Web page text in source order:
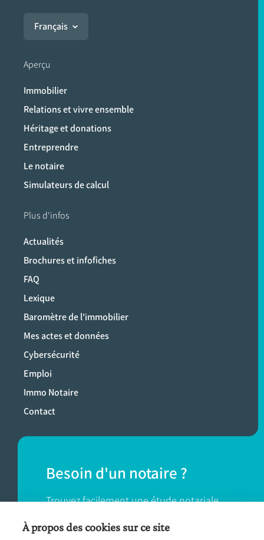
Français
Aperçu
Immobilier
Relations et vivre ensemble
Héritage et donations
Entreprendre
Le notaire
Simulateurs de calcul
Plus d'infos
Actualités
Brochures et infofiches
FAQ
Lexique
Baromètre de l'immobilier
Mes actes et données
Cybersécurité
Emploi
Immo Notaire
Contact
Besoin d'un notaire ?
Trouvez facilement une étude notariale
près de chez vous.
À propos des cookies sur ce site